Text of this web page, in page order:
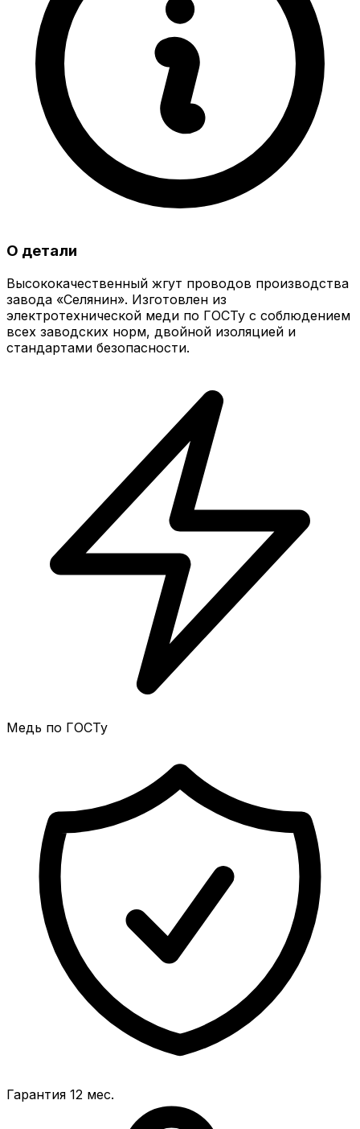
О детали
Высококачественный жгут проводов производства
завода «Селянин». Изготовлен из
электротехнической меди по ГОСТу с соблюдением
всех заводских норм, двойной изоляцией и
стандартами безопасности.
Медь по ГОСТу
Гарантия 12 мес.